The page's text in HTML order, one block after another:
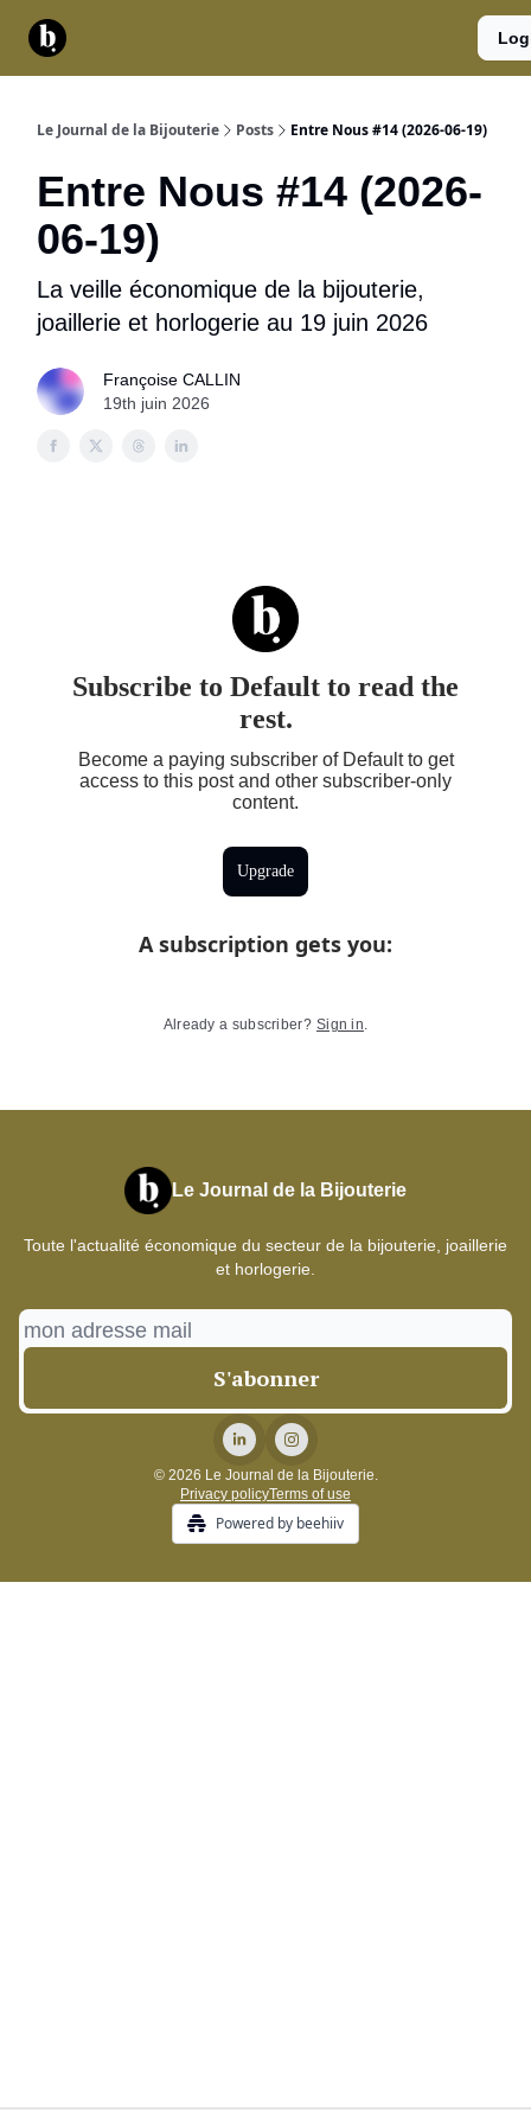
Le Journal de la Bijouterie Posts Entre Nous #14 (2026-06-19)
Entre Nous #14 (2026-
06-19)
La veille économique de la bijouterie,
joaillerie et horlogerie au 19 juin 2026
Françoise CALLIN
19th juin 2026
Subscribe to Default to read the
rest.
Become a paying subscriber of Default to get
access to this post and other subscriber-only
content.
Upgrade
A subscription gets you:
Already a subscriber? Sign in.
Le Journal de la Bijouterie
Toute l'actualité économique du secteur de la bijouterie, joaillerie
et horlogerie.
© 2026 Le Journal de la Bijouterie.
Privacy policyTerms of use
Powered by beehiiv